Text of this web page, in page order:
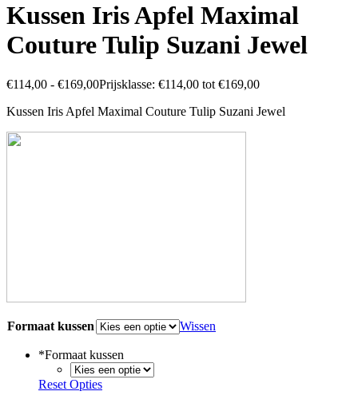
Kussen Iris Apfel Maximal
Couture Tulip Suzani Jewel
€114,00 - €169,00Prijsklasse: €114,00 tot €169,00
Kussen Iris Apfel Maximal Couture Tulip Suzani Jewel
Formaat kussen Wissen
*Formaat kussen
Reset Opties